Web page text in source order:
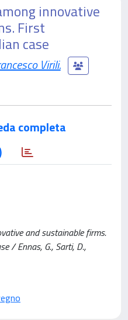
innovative
First
case
Virili.
completa
and sustainable firms.
/ Ennas, G., Sarti, D.,